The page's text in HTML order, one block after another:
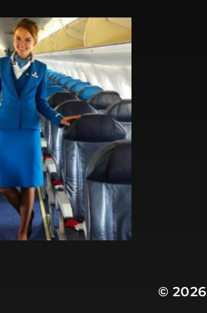
© 2026